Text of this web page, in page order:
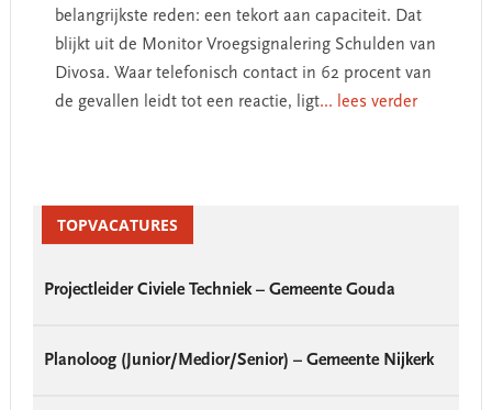
belangrijkste reden: een tekort aan capaciteit. Dat
blijkt uit de Monitor Vroegsignalering Schulden van
Divosa. Waar telefonisch contact in 62 procent van
de gevallen leidt tot een reactie, ligt... lees verder
SidebarTOPVACATURES
Projectleider Civiele Techniek – Gemeente Gouda
Planoloog (Junior/Medior/Senior) – Gemeente Nijkerk